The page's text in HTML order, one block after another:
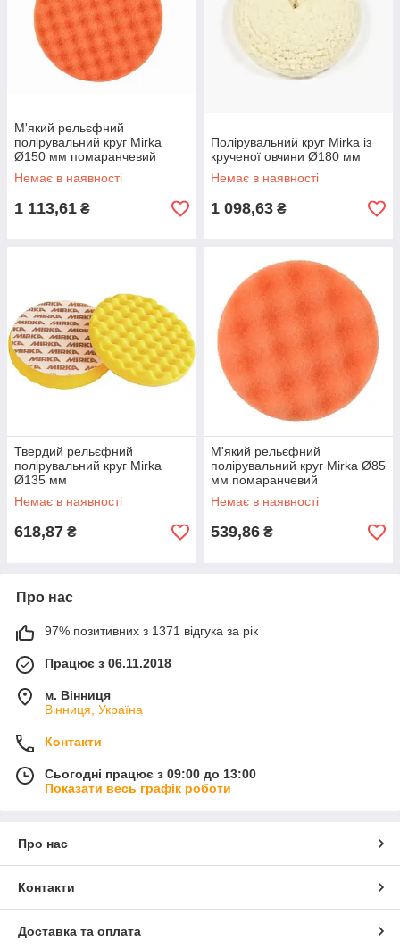
М'який рельєфний
полірувальний круг Mirka
Ø150 мм помаранчевий
Немає в наявності
1 113,61 ₴
Полірувальний круг Mirka із
крученої овчини Ø180 мм
Немає в наявності
1 098,63 ₴
Твердий рельєфний
полірувальний круг Mirka
Ø135 мм
Немає в наявності
618,87 ₴
М'який рельєфний
полірувальний круг Mirka Ø85
мм помаранчевий
Немає в наявності
539,86 ₴
Про нас
97% позитивних з 1371 відгука за рік
Працює з 06.11.2018
м. Вінниця
Вінниця, Україна
Контакти
Сьогодні працює з 09:00 до 13:00
Показати весь графік роботи
Про нас
Контакти
Доставка та оплата